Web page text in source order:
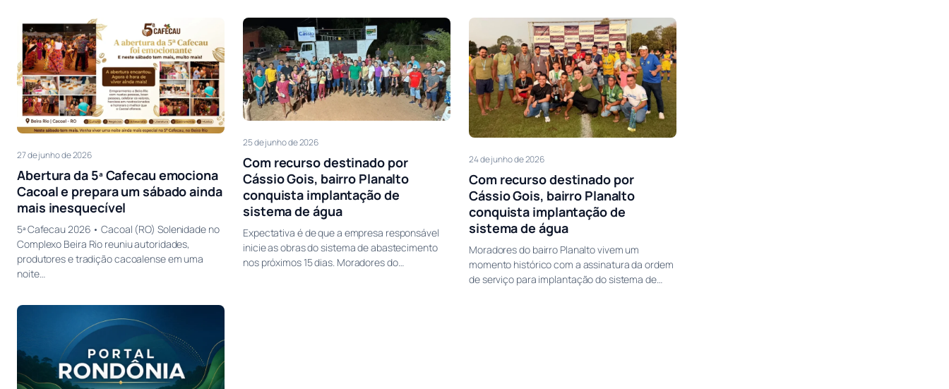
27 de junho de 2026
Abertura da 5ª Cafecau emociona
Cacoal e prepara um sábado ainda
mais inesquecível
5ª Cafecau 2026 • Cacoal (RO) Solenidade no
Complexo Beira Rio reuniu autoridades,
produtores e tradição cacoalense em uma
noite…
25 de junho de 2026
Com recurso destinado por
Cássio Gois, bairro Planalto
conquista implantação de
sistema de água
Expectativa é de que a empresa responsável
inicie as obras do sistema de abastecimento
nos próximos 15 dias. Moradores do…
24 de junho de 2026
Com recurso destinado por
Cássio Gois, bairro Planalto
conquista implantação de
sistema de água
Moradores do bairro Planalto vivem um
momento histórico com a assinatura da ordem
de serviço para implantação do sistema de…